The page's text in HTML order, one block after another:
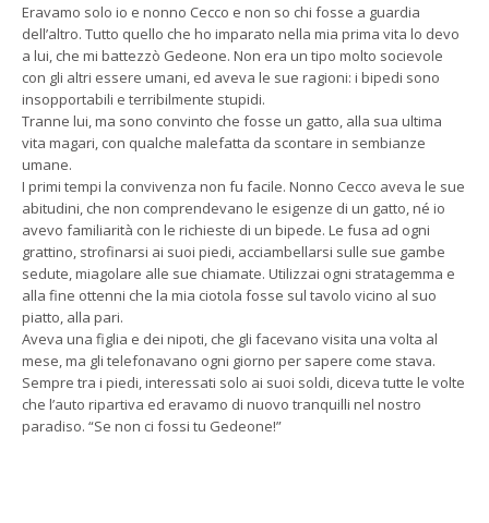
Eravamo solo io e nonno Cecco e non so chi fosse a guardia
dell’altro. Tutto quello che ho imparato nella mia prima vita lo devo
a lui, che mi battezzò Gedeone. Non era un tipo molto socievole
con gli altri essere umani, ed aveva le sue ragioni: i bipedi sono
insopportabili e terribilmente stupidi.
Tranne lui, ma sono convinto che fosse un gatto, alla sua ultima
vita magari, con qualche malefatta da scontare in sembianze
umane.
I primi tempi la convivenza non fu facile. Nonno Cecco aveva le sue
abitudini, che non comprendevano le esigenze di un gatto, né io
avevo familiarità con le richieste di un bipede. Le fusa ad ogni
grattino, strofinarsi ai suoi piedi, acciambellarsi sulle sue gambe
sedute, miagolare alle sue chiamate. Utilizzai ogni stratagemma e
alla fine ottenni che la mia ciotola fosse sul tavolo vicino al suo
piatto, alla pari.
Aveva una figlia e dei nipoti, che gli facevano visita una volta al
mese, ma gli telefonavano ogni giorno per sapere come stava.
Sempre tra i piedi, interessati solo ai suoi soldi, diceva tutte le volte
che l’auto ripartiva ed eravamo di nuovo tranquilli nel nostro
paradiso. “Se non ci fossi tu Gedeone!”